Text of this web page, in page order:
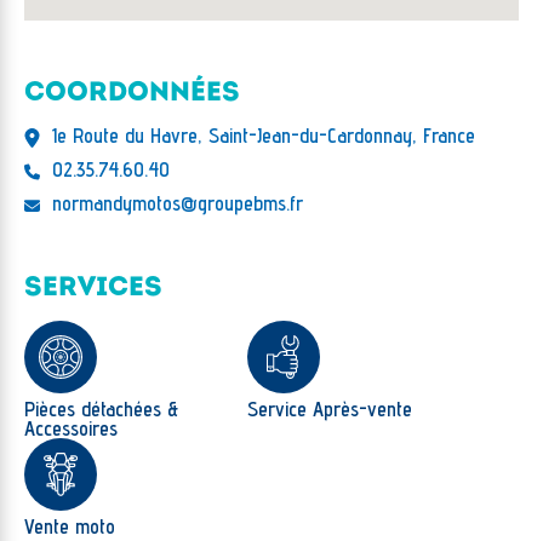
COORDONNÉES
1e Route du Havre, Saint-Jean-du-Cardonnay, France
02.35.74.60.40
normandymotos@groupebms.fr
SERVICES
Pièces détachées &
Accessoires
Service Après-vente
Vente moto